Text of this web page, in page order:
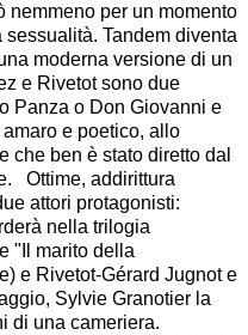
nemmeno per un momento
Tandem diventa
moderna versione di un
e Rivetot sono due
Panza o Don Giovanni e
e poetico, allo
che ben è stato diretto dal
Ottime, addirittura
attori protagonisti:
nella trilogia
"Il marito della
e Rivetot-Gérard Jugnot e
Sylvie Granotier la
di una cameriera.